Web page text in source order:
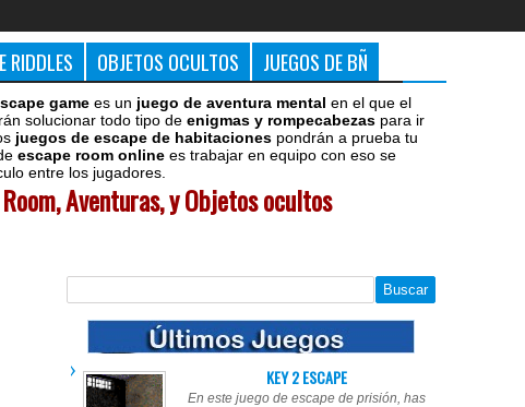
RIDDLES OBJETOS OCULTOS JUEGOS DE BÑ
game es un juego de aventura mental en el que el
solucionar todo tipo de enigmas y rompecabezas para ir
juegos de escape de habitaciones pondrán a prueba tu
escape room online es trabajar en equipo con eso se
entre los jugadores.
Aventuras, y Objetos ocultos
KEY 2 ESCAPE
En este juego de escape de prisión, has